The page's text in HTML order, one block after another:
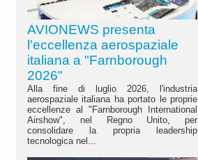
AVIONEWS presenta
l'eccellenza aerospaziale
italiana a "Farnborough
2026"
Alla fine di luglio 2026, l'industria
aerospaziale italiana ha portato le proprie
eccellenze al "Farnborough International
Airshow", nel Regno Unito, per
consolidare la propria leadership
tecnologica nel...